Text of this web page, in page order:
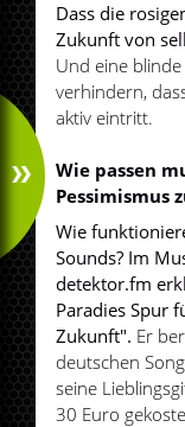
Dass die
Zukunft von
Und eine
verhindern,
aktiv eintritt.
Wie passen
Pessimismus
Wie
Sounds? Im
detektor.fm
Paradies Spur
Zukunft". Er
deutschen
seine
30 Euro